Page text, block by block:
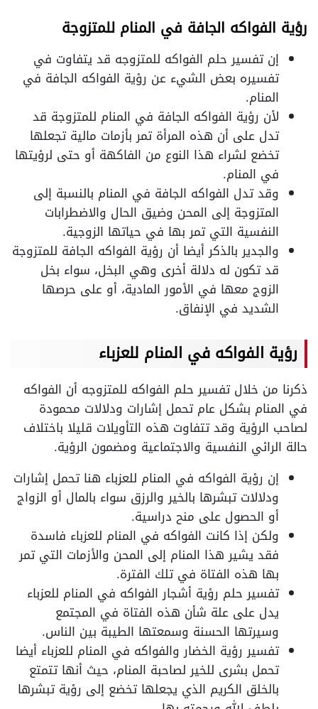
رؤية الفواكه الجافة في المنام للمتزوجة
إن تفسير حلم الفواكه للمتزوجه قد يتفاوت في
تفسيره بعض الشيء عن رؤية الفواكه الجافة في
المنام.
لأن رؤية الفواكه الجافة في المنام للمتزوجة قد
تدل على أن هذه المرأة تمر بأزمات مالية تجعلها
تخضع لشراء هذا النوع من الفاكهة أو حتى لرؤيتها
في المنام.
وقد تدل الفواكه الجافة في المنام بالنسبة إلى
المتزوجة إلى المحن وضيق الحال والاضطرابات
النفسية التي تمر بها في حياتها الزوجية.
والجدير بالذكر أيضا أن رؤية الفواكه الجافة للمتزوجة
قد تكون له دلالة أخرى وهي البخل، سواء بخل
الزوج معها في الأمور المادية، أو على حرصها
الشديد في الإنفاق.
رؤية الفواكه في المنام للعزباء
ذكرنا من خلال تفسير حلم الفواكه للمتزوجه أن الفواكه
في المنام بشكل عام تحمل إشارات ودلالات محمودة
لصاحب الرؤية وقد تتفاوت هذه التأويلات قليلا باختلاف
حالة الرائي النفسية والاجتماعية ومضمون الرؤية.
إن رؤية الفواكه في المنام للعزباء هنا تحمل إشارات
ودلالات تبشرها بالخير والرزق سواء بالمال أو الزواج
أو الحصول على منح دراسية.
ولكن إذا كانت الفواكه في المنام للعزباء فاسدة
فقد يشير هذا المنام إلى المحن والأزمات التي تمر
بها هذه الفتاة في تلك الفترة.
تفسير حلم رؤية أشجار الفواكه في المنام للعزباء
يدل على علة شأن هذه الفتاة في المجتمع
وسيرتها الحسنة وسمعتها الطيبة بين الناس.
تفسير رؤية الخضار والفواكه في المنام للعزباء أيضا
تحمل بشرى للخير لصاحبة المنام، حيث أنها تتمتع
بالخلق الكريم الذي يجعلها تخضع إلى رؤية تبشرها